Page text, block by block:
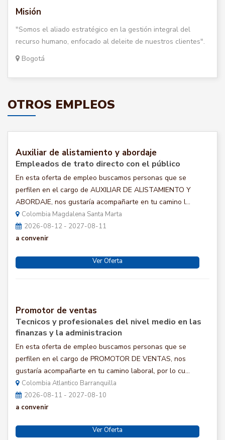
Misión
"Somos el aliado estratégico en la gestión integral del
recurso humano, enfocado al deleite de nuestros clientes".
Bogotá
OTROS EMPLEOS
Auxiliar de alistamiento y abordaje
Empleados de trato directo con el público
En esta oferta de empleo buscamos personas que se
perfilen en el cargo de AUXILIAR DE ALISTAMIENTO Y
ABORDAJE, nos gustaría acompañarte en tu camino l...
Colombia Magdalena Santa Marta
2026-08-12 - 2027-08-11
a convenir
Ver Oferta
Promotor de ventas
Tecnicos y profesionales del nivel medio en las
finanzas y la administracion
En esta oferta de empleo buscamos personas que se
perfilen en el cargo de PROMOTOR DE VENTAS, nos
gustaría acompañarte en tu camino laboral, por lo cu...
Colombia Atlantico Barranquilla
2026-08-11 - 2027-08-10
a convenir
Ver Oferta